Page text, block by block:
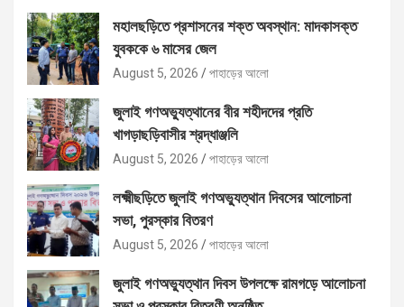
মহালছড়িতে প্রশাসনের শক্ত অবস্থান: মাদকাসক্ত
যুবককে ৬ মাসের জেল
August 5, 2026 পাহাড়ের আলো
জুলাই গণঅভ্যুত্থানের বীর শহীদদের প্রতি
খাগড়াছড়িবাসীর শ্রদ্ধাঞ্জলি
August 5, 2026 পাহাড়ের আলো
লক্ষ্মীছড়িতে জুলাই গণঅভ্যুত্থান দিবসের আলোচনা
সভা, পুরস্কার বিতরণ
August 5, 2026 পাহাড়ের আলো
জুলাই গণঅভ্যুত্থান দিবস উপলক্ষে রামগড়ে আলোচনা